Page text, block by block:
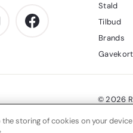
InstagramFacebook
Stald
Tilbud
Brands
Gavekort
© 2026
storing of cookies on your